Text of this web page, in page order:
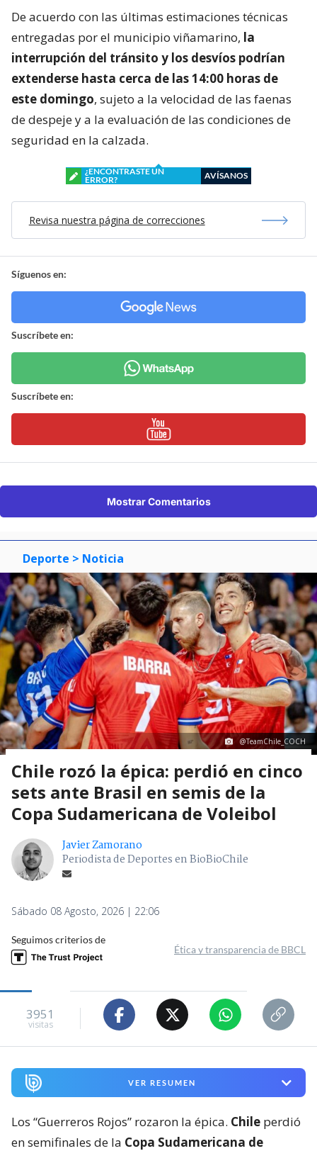
De acuerdo con las últimas estimaciones técnicas
entregadas por el municipio viñamarino, la
interrupción del tránsito y los desvíos podrían
extenderse hasta cerca de las 14:00 horas de
este domingo, sujeto a la velocidad de las faenas
de despeje y a la evaluación de las condiciones de
seguridad en la calzada.
¿ENCONTRASTE UN
ERROR?
AVÍSANOS
Revisa nuestra página de correcciones
Síguenos en:
Suscríbete en:
Suscríbete en:
Mostrar Comentarios
Deporte > Noticia
@TeamChile_COCH
Chile rozó la épica: perdió en cinco
sets ante Brasil en semis de la
Copa Sudamericana de Voleibol
Javier Zamorano
Periodista de Deportes en BioBioChile
Sábado 08 Agosto, 2026 | 22:06
Seguimos criterios de
Ética y transparencia de BBCL
3951
visitas
VER RESUMEN
Los “Guerreros Rojos” rozaron la épica. Chile perdió
en semifinales de la Copa Sudamericana de